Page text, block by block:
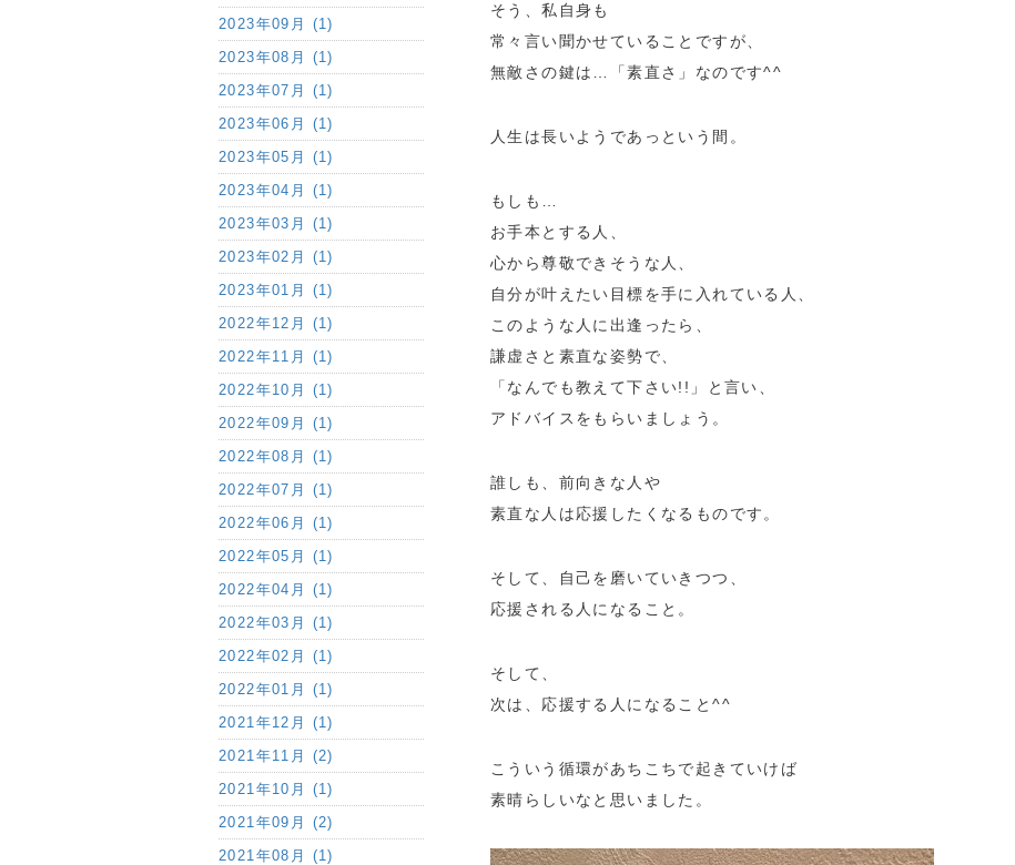
そう、私自身も
常々言い聞かせていることですが、
無敵さの鍵は…「素直さ」なのです^^
人生は長いようであっという間。
もしも…
お手本とする人、
心から尊敬できそうな人、
自分が叶えたい目標を手に入れている人、
このような人に出逢ったら、
謙虚さと素直な姿勢で、
「なんでも教えて下さい!!」と言い、
アドバイスをもらいましょう。
誰しも、前向きな人や
素直な人は応援したくなるものです。
そして、自己を磨いていきつつ、
応援される人になること。
そして、
次は、応援する人になること^^
こういう循環があちこちで起きていけば
素晴らしいなと思いました。
2023年09月 (1)
2023年08月 (1)
2023年07月 (1)
2023年06月 (1)
2023年05月 (1)
2023年04月 (1)
2023年03月 (1)
2023年02月 (1)
2023年01月 (1)
2022年12月 (1)
2022年11月 (1)
2022年10月 (1)
2022年09月 (1)
2022年08月 (1)
2022年07月 (1)
2022年06月 (1)
2022年05月 (1)
2022年04月 (1)
2022年03月 (1)
2022年02月 (1)
2022年01月 (1)
2021年12月 (1)
2021年11月 (2)
2021年10月 (1)
2021年09月 (2)
2021年08月 (1)